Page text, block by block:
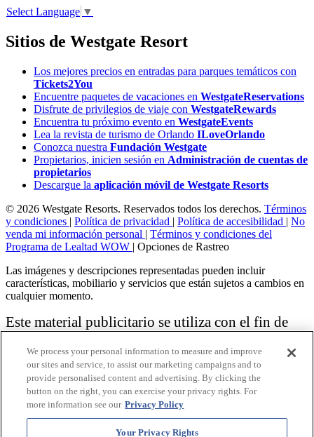
Select Language ▼
Sitios de Westgate Resort
Los mejores precios en entradas para parques temáticos con
Tickets2You
Encuentre paquetes de vacaciones en WestgateReservations
Disfrute de privilegios de viaje con WestgateRewards
Encuentra tu próximo evento en WestgateEvents
Lea la revista de turismo de Orlando ILoveOrlando
Conozca nuestra Fundación Westgate
Propietarios, inicien sesión en Administración de cuentas de
propietarios
Descargue la aplicación móvil de Westgate Resorts
© 2026 Westgate Resorts. Reservados todos los derechos. Términos
y condiciones | Política de privacidad | Política de accesibilidad | No
venda mi información personal | Términos y condiciones del
Programa de Lealtad WOW | Opciones de Rastreo
Las imágenes y descripciones representadas pueden incluir
características, mobiliario y servicios que están sujetos a cambios en
cualquier momento.
Este material publicitario se utiliza con el fin de
vacacional.
Aviso: las funciones de accesibilidad enumeradas aquí no pretenden
ser una lista exhaustiva o completa de todas las funciones accesibles
de la instalación,
habitaciones y / o comodidades para este Resort específico. Para
obtener información sobre nuestra política de accesibilidad, revise
We process your personal information to measure and improve
our sites and service, to assist our marketing campaigns and to
provide personalised content and advertising. By clicking the
button on the right, you can exercise your privacy rights. For
more information see our Privacy Policy
Your Privacy Rights